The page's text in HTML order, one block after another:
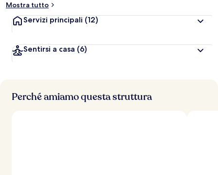
z
a
Mostra tutto
Servizi principali (12)
Sentirsi a casa (6)
Perché amiamo questa struttura